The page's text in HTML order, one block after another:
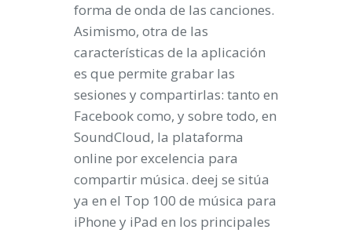
forma de onda de las canciones.
Asimismo, otra de las
características de la aplicación
es que permite grabar las
sesiones y compartirlas: tanto en
Facebook como, y sobre todo, en
SoundCloud, la plataforma
online por excelencia para
compartir música. deej se sitúa
ya en el Top 100 de música para
iPhone y iPad en los principales